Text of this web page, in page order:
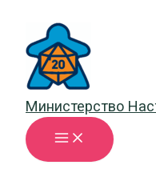
содержимому
Министерство